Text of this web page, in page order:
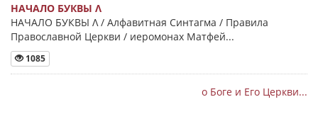
НАЧАЛО БУКВЫ Λ
НАЧАЛО БУКВЫ Λ / Алфавитная Синтагма / Правила
Православной Церкви / иеромонах Матфей...
1085
о Боге и Его Церкви...